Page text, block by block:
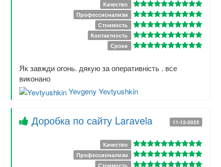
Качество
Профессионализм
Стоимость
Контактность
Сроки
Як завжди огонь. дякую за оперативність . все
виконано
Yevgeny Yevtyushkin
11-12-2025
Доробка по сайту Laravela
Качество
Профессионализм
Стоимость